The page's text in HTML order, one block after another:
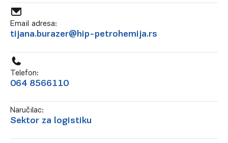
Email adresa:
tijana.burazer@hip-petrohemija.rs
Telefon:
064 8566110
Naručilac:
Sektor za logistiku